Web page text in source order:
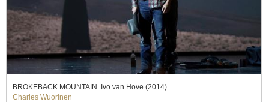
BROKEBACK MOUNTAIN. Ivo van Hove (2014)
Charles Wuorinen